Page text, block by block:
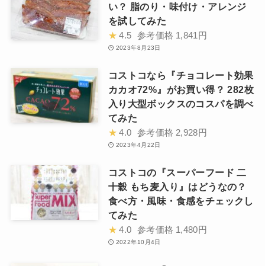
い？ 脂のり・味付け・アレンジ
を試してみた
★ 4.5 参考価格 1,841円
2023年8月23日
コストコなら『チョコレート効果
カカオ72%』がお買い得？ 282枚
入り大型ボックスのコスパを調べ
てみた
★ 4.0 参考価格 2,928円
2023年4月22日
コストコの『スーパーフード 二
十穀 もち麦入り』はどうなの？
食べ方・風味・食感をチェックし
てみた
★ 4.0 参考価格 1,480円
2022年10月4日